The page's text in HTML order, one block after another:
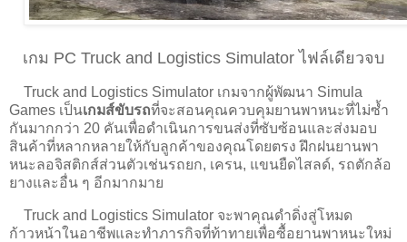
เกม PC Truck and Logistics Simulator ไฟล์เดียวจบ
Truck and Logistics Simulator เกมจากผู้พัฒนา Simula
Games เป็นเกมส์ขับรถที่จะสอนคุณควบคุมยานพาหนะที่ไม่ซ้ำ
กันมากกว่า 20 คันเพื่อดำเนินการขนส่งที่ซับซ้อนและส่งมอบ
สินค้าที่หลากหลายให้กับลูกค้าของคุณโดยตรง ฝึกฝนยานพา
หนะลอจิสติกส์ส่วนตัวเช่นรถยก, เครน, แขนยืดไสลด์, รถตักล้อ
ยางและอื่น ๆ อีกมากมาย
Truck and Logistics Simulator จะพาคุณดำดิ่งสู่โหมด
ก้าวหน้าในอาชีพและทำภารกิจที่ท้าทายเพื่อซื้อยานพาหนะใหม่